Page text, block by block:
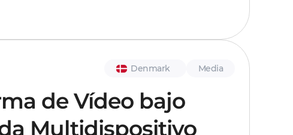
Denmark Media
de Vídeo bajo
Multidispositivo